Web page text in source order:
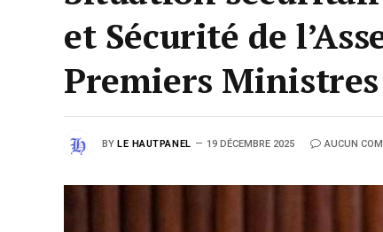
et Sécurité de
Premiers
BY LE HAUTPANEL 19 DÉCEMBRE 2025 AUCUN